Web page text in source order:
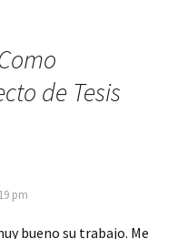
de Tesis
pm
bueno su trabajo. Me